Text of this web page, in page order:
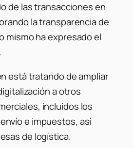
de las transacciones en
la transparencia de
mismo ha expresado el
está tratando de ampliar
a otros
incluidos los
e impuestos, así
de logística.